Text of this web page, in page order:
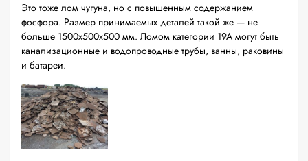
Это тоже лом чугуна, но с повышенным содержанием
фосфора. Размер принимаемых деталей такой же — не
больше 1500х500х500 мм. Ломом категории 19А могут быть
канализационные и водопроводные трубы, ванны, раковины
и батареи.